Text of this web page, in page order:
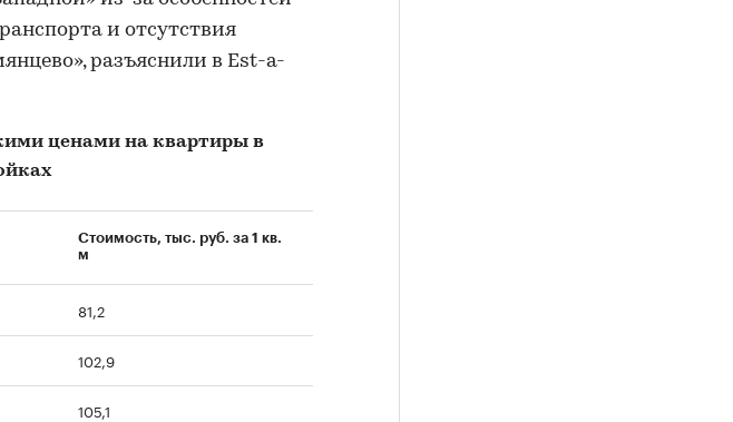
и отсутствия
», разъяснили в Est-a-
ценами на квартиры в
Стоимость, тыс. руб. за 1 кв.
м
81,2
102,9
105,1